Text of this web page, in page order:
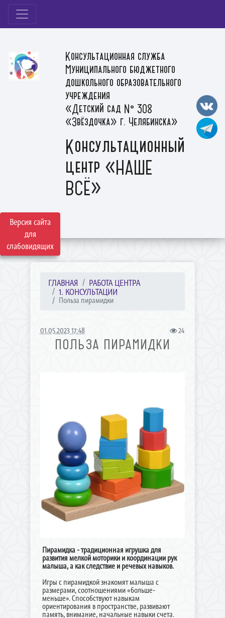
Версия сайта
для
слабовидящих
Консультационная служба
Муниципального бюджетного
дошкольного образовательного
учреждения
«Детский сад № 308
«Звёздочка» г. Челябинска»
Консультационный
центр «НАШЕ
ВСЁ»
ГЛАВНАЯ
РАБОТА ЦЕНТРА
1. КОНСУЛЬТАЦИИ
Польза пирамидки
01.05.2023 17:48 24
ПОЛЬЗА ПИРАМИДКИ
Пирамидка - традиционная игрушка для
развития мелкой моторики и координации рук
малыша, а как следствие и речевых навыков.
Игры с пирамидкой знакомят малыша с
размерами, соотношениями «больше-
меньше». Способствуют навыкам
ориентирования в пространстве, развивают
память, внимание, начальные навыки счета.